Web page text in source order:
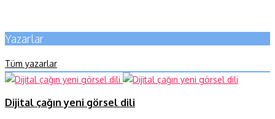
Yazarlar
Tüm yazarlar
Dijital çağın yeni görsel dili